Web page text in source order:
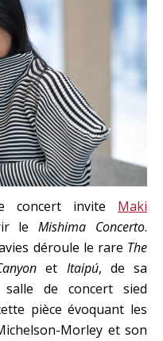
concert invite Maki
leMishima Concerto.
déroule le rare The
et Itaipú, de sa
de concert sied
pièce évoquant les
Morley et son